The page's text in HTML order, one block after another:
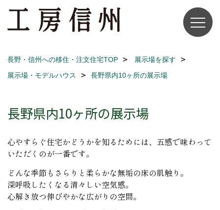
長野・信州への移住・注文住宅TOP
展示場を探す
展示場・モデルハウス
長野県内10ヶ所の展示場
長野県内10ヶ所の展示場
心やすらぐ住宅かどうかを知るためには、五感で味わって
いただくのが一番です。
どんな季節もさらりと柔らかな無垢の床の肌触り。
深呼吸したくなる清々しい空気感。
心解き放つ伸びやかな広がりの空間。